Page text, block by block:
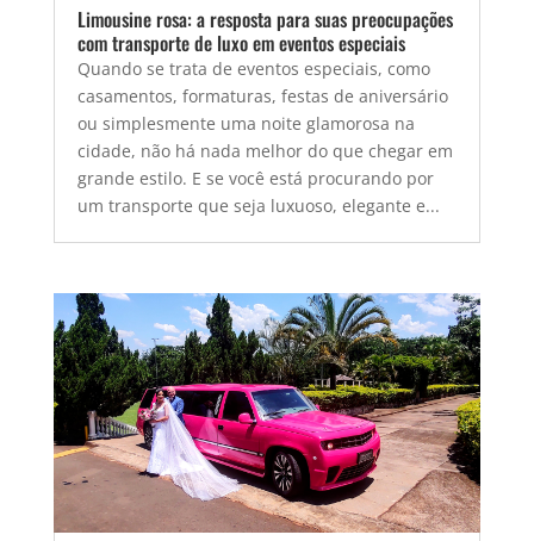
Limousine rosa: a resposta para suas preocupações
com transporte de luxo em eventos especiais
Quando se trata de eventos especiais, como
casamentos, formaturas, festas de aniversário
ou simplesmente uma noite glamorosa na
cidade, não há nada melhor do que chegar em
grande estilo. E se você está procurando por
um transporte que seja luxuoso, elegante e...